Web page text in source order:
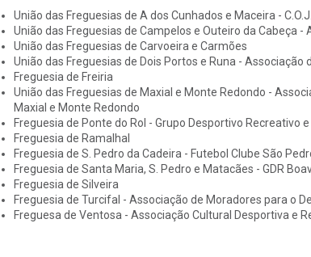
União das Freguesias de A dos Cunhados e Maceira -
União das Freguesias de Campelos e Outeiro da Cabeça
União das Freguesias de Carvoeira e Carmões
União das Freguesias de Dois Portos e Runa - Associação
Freguesia de Freiria
União das Freguesias de Maxial e Monte Redondo -
Maxial e Monte Redondo
Freguesia de Ponte do Rol - Grupo Desportivo Recreativo
Freguesia de Ramalhal
Freguesia de S. Pedro da Cadeira - Futebol Clube São
Freguesia de Santa Maria, S. Pedro e Matacães - GDR
Freguesia de Silveira
Freguesia de Turcifal - Associação de Moradores para o
Freguesa de Ventosa - Associação Cultural Desportiva e